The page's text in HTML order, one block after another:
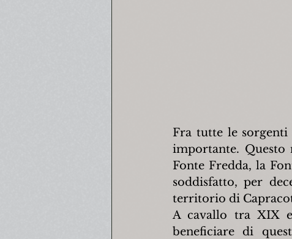
Fra tutte le sorgenti
importante.
Fonte Fredda, la
soddisfatto, per
territorio di
A cavallo tra XIX
beneficiare di